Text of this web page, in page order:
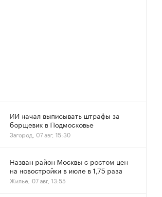
ИИ начал выписывать штрафы за
борщевик в Подмосковье
Загород, 07 авг, 15:30
Назван район Москвы с ростом цен
на новостройки в июле в 1,75 раза
Жилье, 07 авг, 13:55